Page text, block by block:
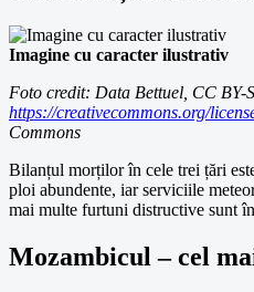
Imagine cu caracter ilustrativ
Foto credit: Data Bettuel, CC BY-
https://creativecommons.org/
Commons
Bilanțul morților în cele trei țări
ploi abundente, iar serviciile
mai multe furtuni distructive sunt
Mozambicul – cel